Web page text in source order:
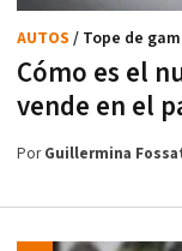
Cómo es el
vende en el
AUTOS / Tope de
PorGuillermina